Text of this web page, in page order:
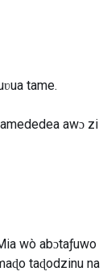
tame.
awɔ zi
wò abɔtaƒuwo
taɖodzinu na